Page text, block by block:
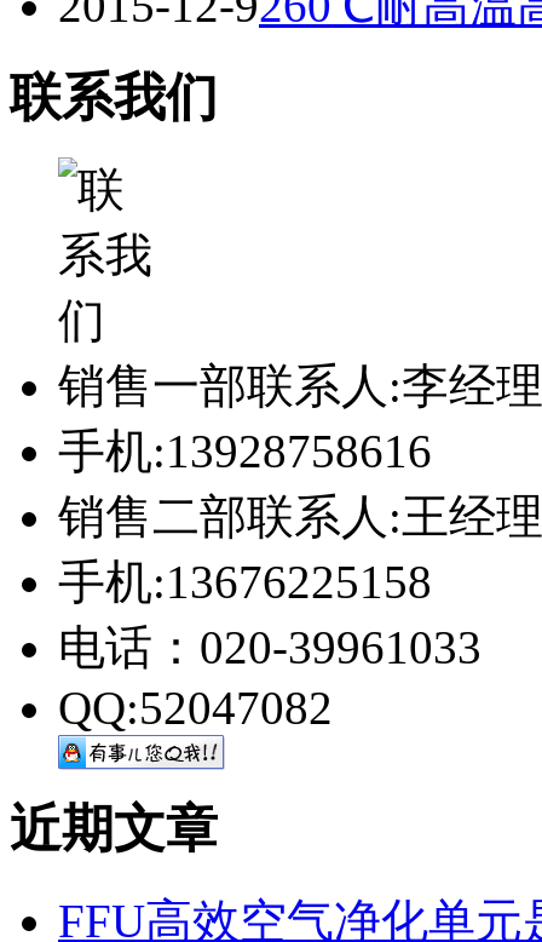
联系我们
销售一部联系人:李经理
手机:13928758616
销售二部联系人:王经理
手机:13676225158
电话：020-39961033
QQ:52047082
近期文章
FFU高效空气净化单